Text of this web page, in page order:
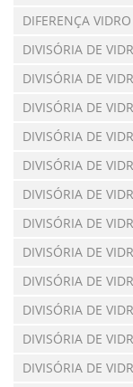
DIFERENÇA
DIVISÓRIA DE
DIVISÓRIA DE
DIVISÓRIA DE
DIVISÓRIA DE
DIVISÓRIA DE
DIVISÓRIA DE
DIVISÓRIA DE
DIVISÓRIA DE
DIVISÓRIA DE
DIVISÓRIA DE
DIVISÓRIA DE
DIVISÓRIA DE